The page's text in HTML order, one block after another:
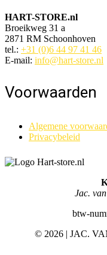
HART-STORE.nl
Broeikweg 31 a
2871 RM Schoonhoven
tel.: +31 (0)6 44 97 41 46
E-mail: info@hart-store.nl
Voorwaarden
Algemene
Privacybeleid
Jac.
btw-
© 2026 | JAC.